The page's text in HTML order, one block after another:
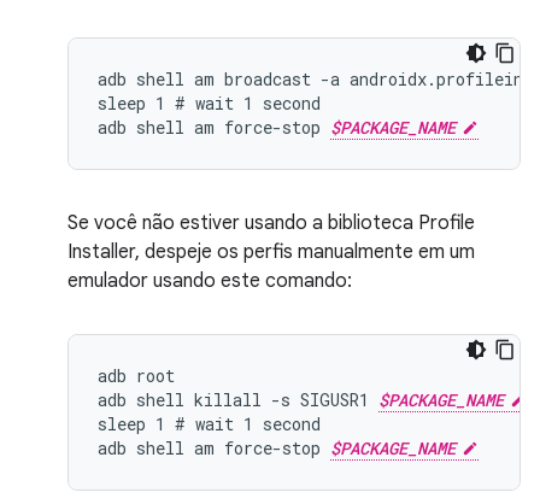
adb shell am broadcast -a
sleep 1 # wait 1 second
adb shell am force-stop $PACKAGE_NAME
Se você não estiver usando a biblioteca Profile
Installer, despeje os perfis manualmente em um
emulador usando este comando:
adb root
adb shell killall -s SIGUSR1 $PACKAGE_NAME
sleep 1 # wait 1 second
adb shell am force-stop $PACKAGE_NAME